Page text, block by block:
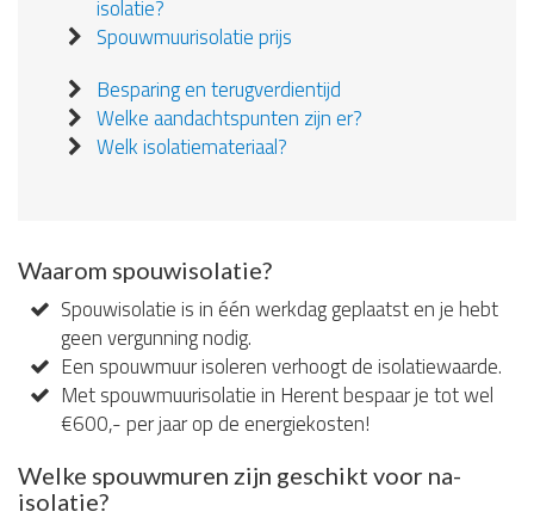
isolatie?
Spouwmuurisolatie prijs
Besparing en terugverdientijd
Welke aandachtspunten zijn er?
Welk isolatiemateriaal?
Waarom spouwisolatie?
Spouwisolatie is in één werkdag geplaatst en je hebt
geen vergunning nodig.
Een spouwmuur isoleren verhoogt de isolatiewaarde.
Met spouwmuurisolatie in Herent bespaar je tot wel
€600,- per jaar op de energiekosten!
Welke spouwmuren zijn geschikt voor na-
isolatie?